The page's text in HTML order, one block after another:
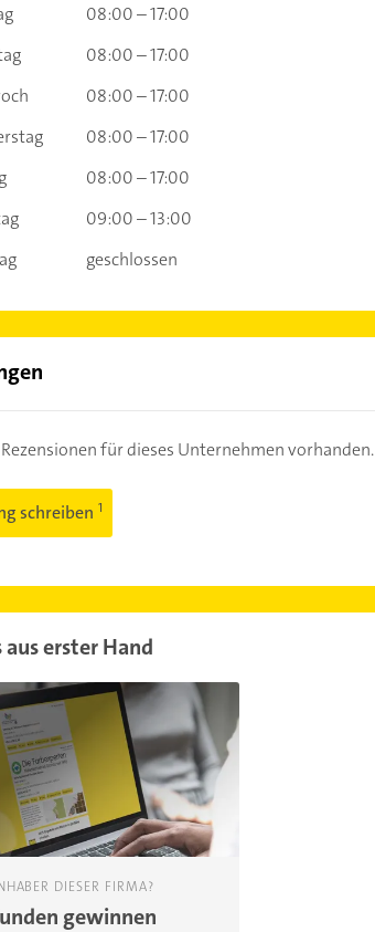
08:00 – 17:00
08:00 – 17:00
08:00 – 17:00
08:00 – 17:00
08:00 – 17:00
09:00 – 13:00
geschlossen
für dieses Unternehmen vorhanden.
schreiben
erster Hand
DIESER FIRMA?
gewinnen